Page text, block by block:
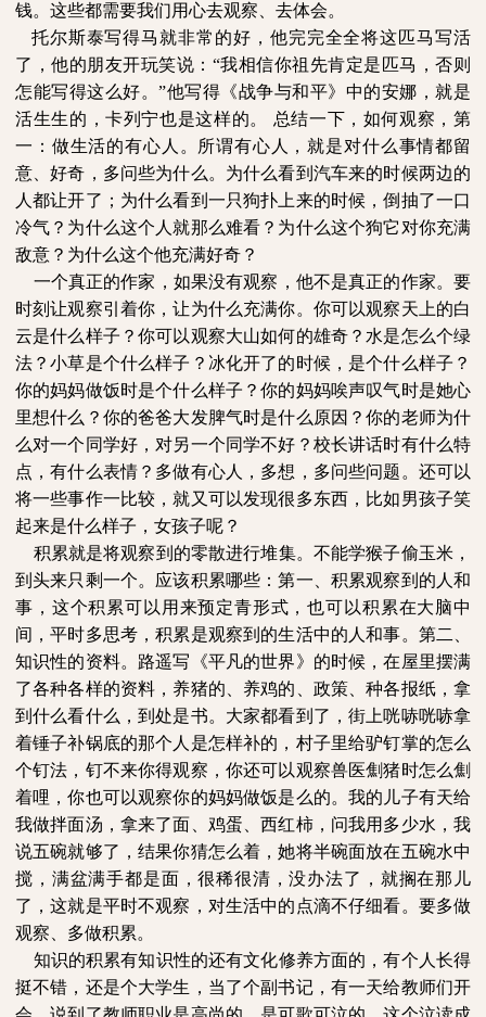
钱。这些都需要我们用心去观察、去体会。
托尔斯泰写得马就非常的好，他完完全全将这匹马写活
了，他的朋友开玩笑说： “我相信你祖先肯定是匹马，否则
怎能写得这么好。”他写得《战争与和平》中的安娜，就是
活生生的，卡列宁也是这样的。
总结一下，如何观察，第
一：做生活的有心人。所谓有心人，就是对什么事情都留
意、好奇，多问些为什么。为什么看到汽车来的时候两边的
人都让开了；为什么看到一只狗扑上来的时候，倒抽了一口
冷气？为什么这个人就那么难看？为什么这个狗它对你充满
敌意？为什么这个他充满好奇？
一个真正的作家，如果没有观察，他不是真正的作家。要
时刻让观察引着你，让为什么充满你。你可以观察天上的白
云是什么样子？你可以观察大山如何的雄奇？水是怎么个绿
法？小草是个什么样子？冰化开了的时候，是个什么样子？
你的妈妈做饭时是个什么样子？你的妈妈唉声叹气时是她心
里想什么？你的爸爸大发脾气时是什么原因？你的老师为什
么对一个同学好，对另一个同学不好？校长讲话时有什么特
点，有什么表情？多做有心人，多想，多问些问题。还可以
将一些事作一比较，就又可以发现很多东西，比如男孩子笑
起来是什么样子，女孩子呢？
积累就是将观察到的零散进行堆集。不能学猴子偷玉米，
到头来只剩一个。应该积累哪些：第一、积累观察到的人和
事，这个积累可以用来预定青形式，也可以积累在大脑中
间，平时多思考，积累是观察到的生活中的人和事。第二、
知识性的资料。路遥写《平凡的世界》的时候，在屋里摆满
了各种各样的资料，养猪的、养鸡的、政策、种各报纸，拿
到什么看什么，到处是书。大家都看到了，街上咣哧咣哧拿
着锤子补锅底的那个人是怎样补的，村子里给驴钉掌的怎么
个钉法，钉不来你得观察，你还可以观察兽医劁猪时怎么劁
着哩，你也可以观察你的妈妈做饭是么的。我的儿子有天给
我做拌面汤，拿来了面、鸡蛋、西红柿，问我用多少水，我
说五碗就够了，结果你猜怎么着，她将半碗面放在五碗水中
搅，满盆满手都是面，很稀很清，没办法了，就搁在那儿
了，这就是平时不观察，对生活中的点滴不仔细看。要多做
观察、多做积累。
知识的积累有知识性的还有文化修养方面的，有个人长得
挺不错，还是个大学生，当了个副书记，有一天给教师们开